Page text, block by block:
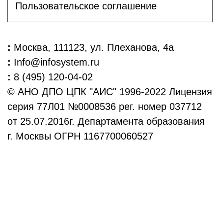
Пользовательское соглашение
: Москва, 111123, ул. Плеханова, 4а
: Info@infosystem.ru
: 8 (495) 120-04-02
© АНО ДПО ЦПК "АИС" 1996-2022 Лицензия
серия 77Л01 №0008536 рег. номер 037712
от 25.07.2016г. Департамента образования
г. Москвы ОГРН 1167700060527